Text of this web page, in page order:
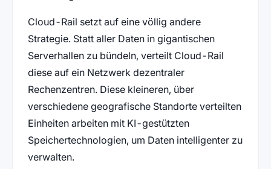
Cloud-Rail setzt auf eine völlig andere
Strategie. Statt aller Daten in gigantischen
Serverhallen zu bündeln, verteilt Cloud-Rail
diese auf ein Netzwerk dezentraler
Rechenzentren. Diese kleineren, über
verschiedene geografische Standorte verteilten
Einheiten arbeiten mit KI-gestützten
Speichertechnologien, um Daten intelligenter zu
verwalten.